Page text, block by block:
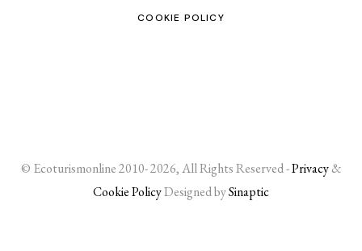
COOKIE POLICY
© Ecoturismonline 2010- 2026, All Rights Reserved -Privacy&
Cookie PolicyDesigned bySinaptic